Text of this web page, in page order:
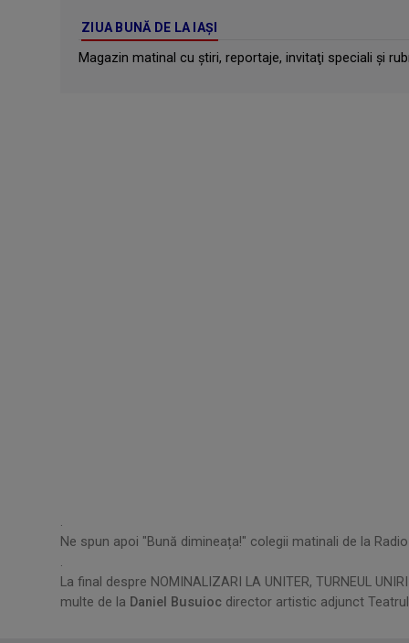
ZIUA BUNĂ DE LA IAȘI
Magazin matinal cu ştiri, reportaje, invitaţi speciali şi
.
Ne spun apoi "Bună dimineața!" colegii matinali de la Radio
.
La final despre NOMINALIZARI LA UNITER, TURNEUL
multe de la Daniel Busuioc director artistic adjunct